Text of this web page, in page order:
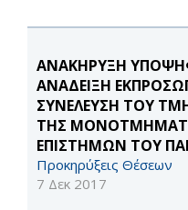
ΑΝΑΚΗΡΥΞΗ
ΑΝΑΔΕΙΞΗ
ΣΥΝΕΛΕΥΣΗ ΤΟΥ
ΤΗΣ
ΕΠΙΣΤΗΜΩΝ ΤΟΥ
Προκηρύξεις Θέσεων
7 Δεκ 2017